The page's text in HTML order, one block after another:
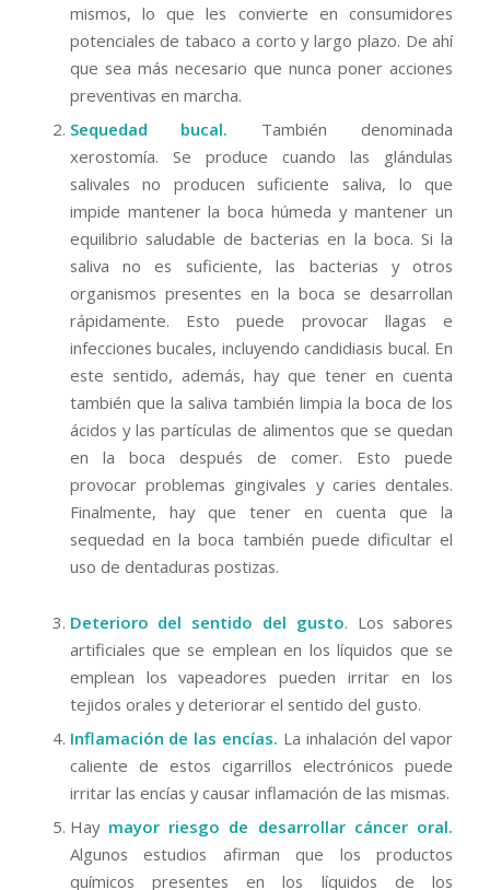
mismos, lo que les convierte en consumidores
potenciales de tabaco a corto y largo plazo. De ahí
que sea más necesario que nunca poner acciones
preventivas en marcha.
Sequedad bucal. También denominada
xerostomía. Se produce cuando las glándulas
salivales no producen suficiente saliva, lo que
impide mantener la boca húmeda y mantener un
equilibrio saludable de bacterias en la boca. Si la
saliva no es suficiente, las bacterias y otros
organismos presentes en la boca se desarrollan
rápidamente. Esto puede provocar llagas e
infecciones bucales, incluyendo candidiasis bucal. En
este sentido, además, hay que tener en cuenta
también que la saliva también limpia la boca de los
ácidos y las partículas de alimentos que se quedan
en la boca después de comer. Esto puede
provocar problemas gingivales y caries dentales.
Finalmente, hay que tener en cuenta que la
sequedad en la boca también puede dificultar el
uso de dentaduras postizas.
Deterioro del sentido del gusto. Los sabores
artificiales que se emplean en los líquidos que se
emplean los vapeadores pueden irritar en los
tejidos orales y deteriorar el sentido del gusto.
Inflamación de las encías. La inhalación del vapor
caliente de estos cigarrillos electrónicos puede
irritar las encías y causar inflamación de las mismas.
Hay mayor riesgo de desarrollar cáncer oral.
Algunos estudios afirman que los productos
químicos presentes en los líquidos de los